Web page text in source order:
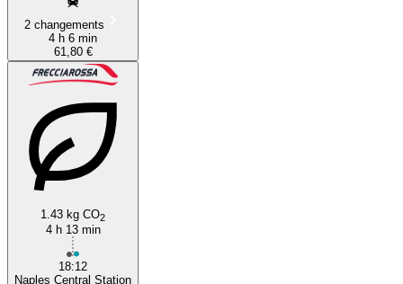
2 changements
4 h 6 min
61,80 €
1.43 kg CO2
4 h 13 min
18:12
Naples Central Station